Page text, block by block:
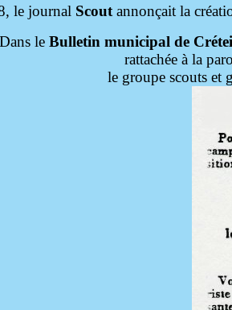
le journal Scout annonçait la
Dans le Bulletin municipal de
rattachée à la
le groupe scouts et